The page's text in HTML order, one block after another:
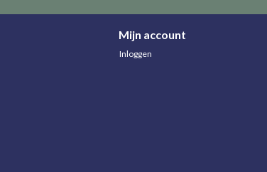
Mijn account
Inloggen